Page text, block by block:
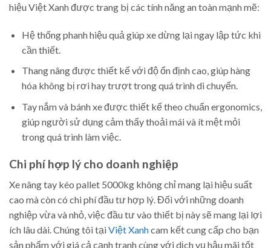
hiệu Việt Xanh được trang bị các tính năng an toàn mạnh mẽ:
Hệ thống phanh hiệu quả giúp xe dừng lại ngay lập tức khi
cần thiết.
Thang nâng được thiết kế với độ ổn định cao, giúp hàng
hóa không bị rơi hay trượt trong quá trình di chuyển.
Tay nắm và bánh xe được thiết kế theo chuẩn ergonomics,
giúp người sử dụng cảm thấy thoải mái và ít mệt mỏi
trong quá trình làm việc.
Chi phí hợp lý cho doanh nghiệp
Xe nâng tay kéo pallet 5000kg không chỉ mang lại hiệu suất
cao mà còn có chi phí đầu tư hợp lý. Đối với những doanh
nghiệp vừa và nhỏ, việc đầu tư vào thiết bị này sẽ mang lại lợi
ích lâu dài. Chúng tôi tạiViệt Xanhcam kết cung cấp cho bạn
sản phẩm với giá cả cạnh tranh cùng với dịch vụ hậu mãi tốt